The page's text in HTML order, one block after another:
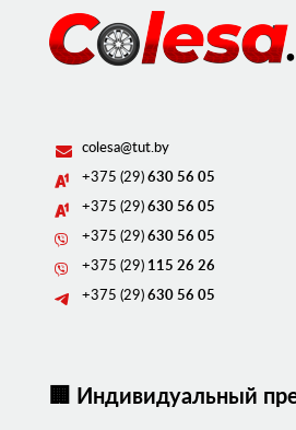
colesa@tut.by
+375 (29) 630 56 05
+375 (29) 630 56 05
+375 (29) 630 56 05
+375 (29) 115 26 26
+375 (29) 630 56 05
🏢 Индивидуальный